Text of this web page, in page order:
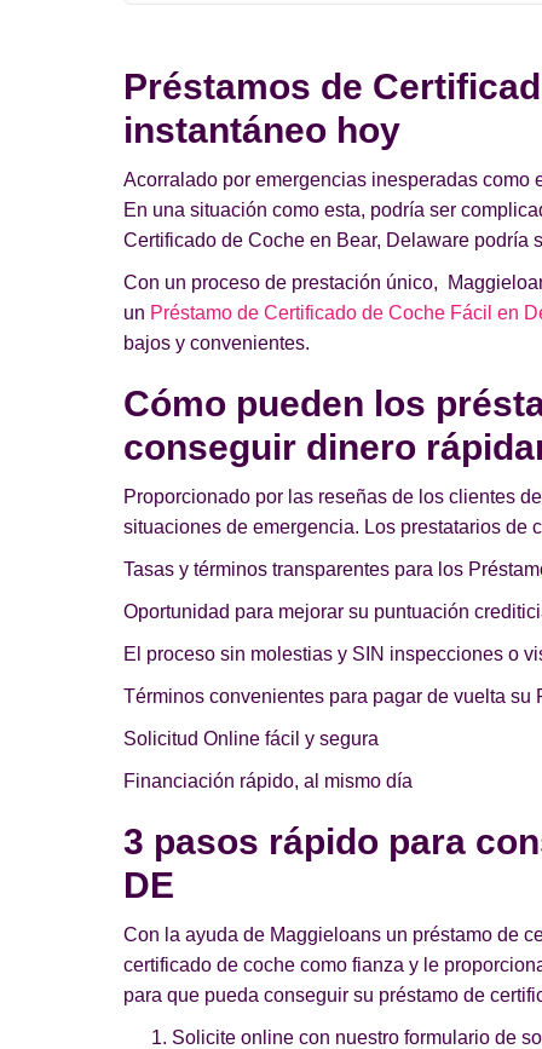
Préstamos de
instantáneo hoy
Acorralado por emergencias inesperadas como
En una situación como esta, podría ser
Certificado de Coche en Bear, Delaware podría
Con un proceso de prestación único,
un Préstamo de Certificado de Coche Fácil en
bajos y convenientes.
Cómo pueden los
conseguir dinero
Proporcionado por las reseñas de los clientes
situaciones de emergencia. Los prestatarios de
Tasas y términos transparentes para los
Oportunidad para mejorar su puntuación
El proceso sin molestias y SIN inspecciones o
Términos convenientes para pagar de vuelta su
Solicitud Online fácil y segura
Financiación rápido, al mismo día
3 pasos rápido para
DE
Con la ayuda de Maggieloans un préstamo de
certificado de coche como fianza y le
para que pueda conseguir su préstamo de
Solicite online con nuestro formulario de